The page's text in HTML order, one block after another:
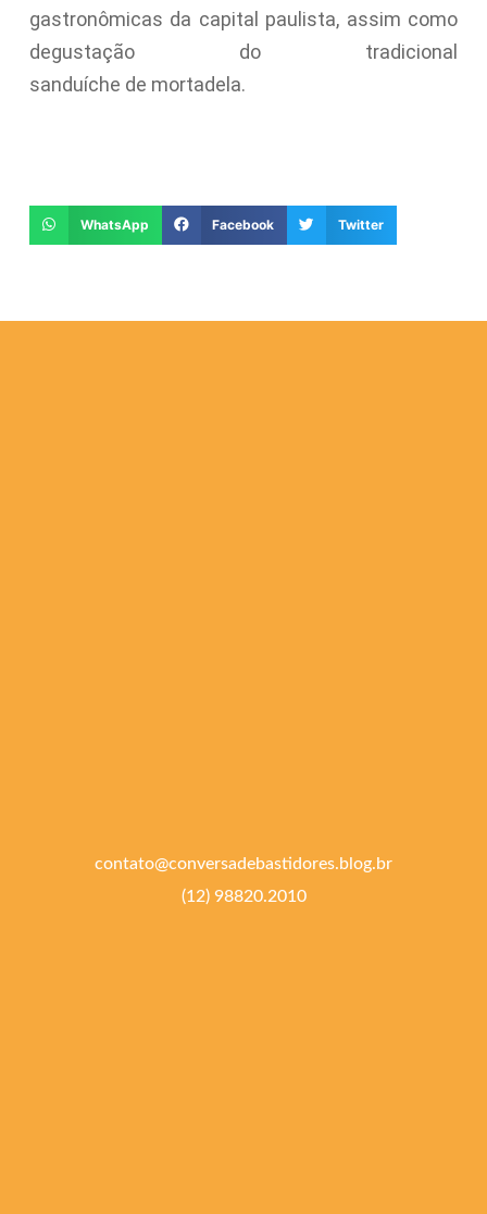
gastronômicas da capital paulista, assim como
degustação do tradicional
sanduíche de mortadela.
WhatsApp Facebook Twitter
contato@conversadebastidores.blog.br
(12) 98820.2010